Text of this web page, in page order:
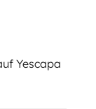
Yescapa